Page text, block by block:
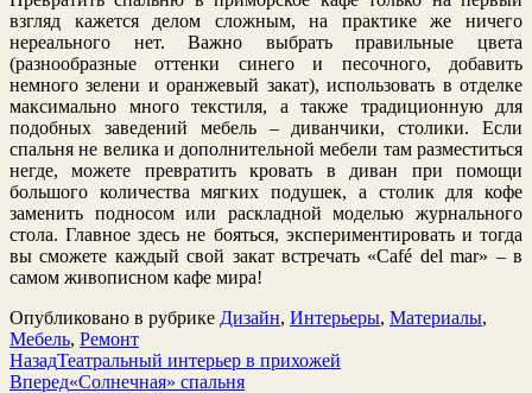
взгляд кажется делом сложным, на практике же ничего
нереального нет. Важно выбрать правильные цвета
(разнообразные оттенки синего и песочного, добавить
немного зелени и оранжевый закат), использовать в отделке
максимально много текстиля, а также традиционную для
подобных заведений мебель – диванчики, столики. Если
спальня не велика и дополнительной мебели там разместиться
негде, можете превратить кровать в диван при помощи
большого количества мягких подушек, а столик для кофе
заменить подносом или раскладной моделью журнального
стола. Главное здесь не бояться, экспериментировать и тогда
вы сможете каждый свой закат встречать «Café del mar» – в
самом живописном кафе мира!
Опубликовано в рубрике Дизайн, Интерьеры, Материалы,
Мебель, Ремонт
НазадТеатральный интерьер в прихожей
Вперед«Солнечная» спальня